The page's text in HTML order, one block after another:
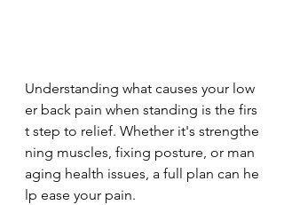
Understanding what causes your low
er back pain when standing is the firs
t step to relief. Whether it's strengthe
ning muscles, fixing posture, or man
aging health issues, a full plan can he
lp ease your pain.